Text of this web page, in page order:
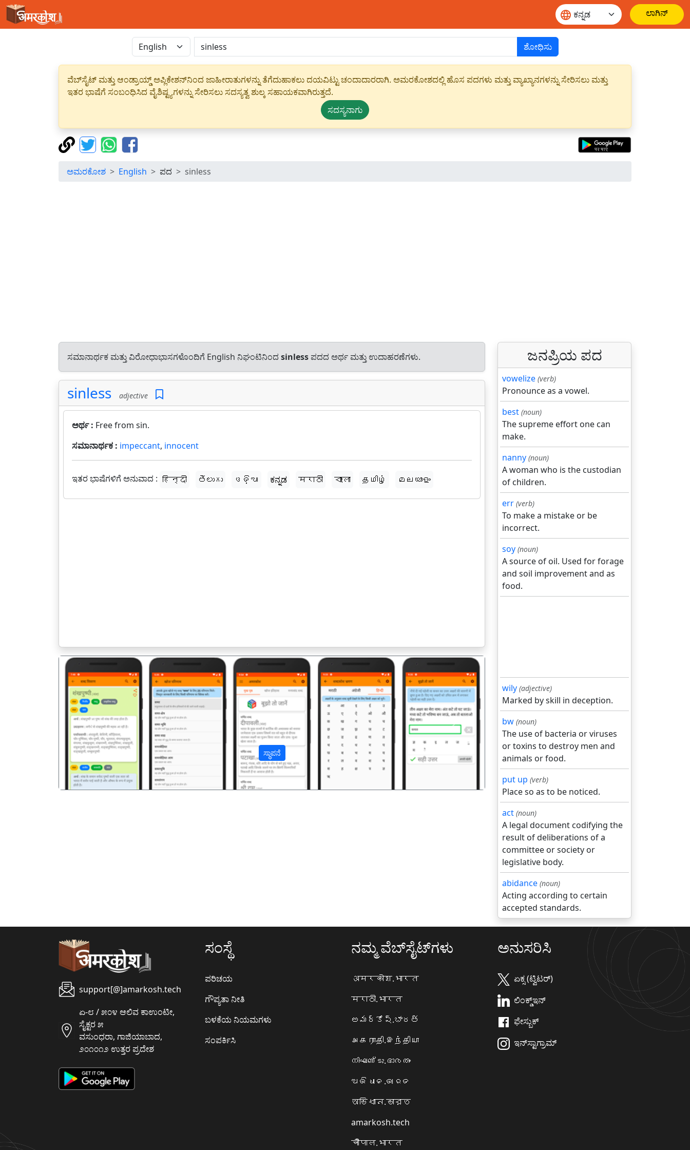
ಲಾಗಿನ್
ಶೋಧಿಸು
ವೆಬ್‌ಸೈಟ್ ಮತ್ತು ಆಂಡ್ರಾಯ್ಡ್ ಅಪ್ಲಿಕೇಶನ್‌ನಿಂದ ಜಾಹೀರಾತುಗಳನ್ನು ತೆಗೆದುಹಾಕಲು ದಯವಿಟ್ಟು ಚಂದಾದಾರರಾಗಿ. ಅಮರಕೋಶದಲ್ಲಿ ಹೊಸ ಪದಗಳು ಮತ್ತು ವ್ಯಾಖ್ಯಾನಗಳನ್ನು ಸೇರಿಸಲು ಮತ್ತು
ಇತರ ಭಾಷೆಗೆ ಸಂಬಂಧಿಸಿದ ವೈಶಿಷ್ಟ್ಯಗಳನ್ನು ಸೇರಿಸಲು ಸದಸ್ಯತ್ವ ಶುಲ್ಕ ಸಹಾಯಕವಾಗಿರುತ್ತದೆ.
ಸದಸ್ಯನಾಗು
ಅಮರಕೋಶ English ಪದ sinless
ಸಮಾನಾರ್ಥಕ ಮತ್ತು ವಿರೋಧಾಭಾಸಗಳೊಂದಿಗೆ English ನಿಘಂಟಿನಿಂದ sinless ಪದದ ಅರ್ಥ ಮತ್ತು ಉದಾಹರಣೆಗಳು.
sinless adjective
ಅರ್ಥ : Free from sin.
ಸಮಾನಾರ್ಥಕ : impeccant, innocent
ಇತರ ಭಾಷೆಗಳಿಗೆ ಅನುವಾದ : हिन्दी తెలుగు ଓଡ଼ିଆ ಕನ್ನಡ मराठी বাংলা தமிழ் മലയാളം
ಸ್ಥಾಪನೆ
पिछला अगला
ಜನಪ್ರಿಯ ಪದ
vowelize (verb)
Pronounce as a vowel.
best (noun)
The supreme effort one can
make.
nanny (noun)
A woman who is the custodian
of children.
err (verb)
To make a mistake or be
incorrect.
soy (noun)
A source of oil. Used for forage
and soil improvement and as
food.
wily (adjective)
Marked by skill in deception.
bw (noun)
The use of bacteria or viruses
or toxins to destroy men and
animals or food.
put up (verb)
Place so as to be noticed.
act (noun)
A legal document codifying the
result of deliberations of a
committee or society or
legislative body.
abidance (noun)
Acting according to certain
accepted standards.
support[@]amarkosh.tech
ಏ-೮ / ೫೦೪ ಆಲಿವ ಕಾಉಂಟೀ,
ಸೈಕ್ಟರ ೫
ವಸುಂಧರಾ, ಗಾಜಿಯಾಬಾದ,
೨೦೧೦೧೨ ಉತ್ತರ ಪ್ರದೇಶ
ಸಂಸ್ಥೆ
ಪರಿಚಯ
ಗೌಪ್ಯತಾ ನೀತಿ
ಬಳಕೆಯ ನಿಯಮಗಳು
ಸಂಪರ್ಕಿಸಿ
ನಮ್ಮ ವೆಬ್‌ಸೈಟ್‌ಗಳು
अमरकोश.भारत
मराठी.भारत
అమర్కోష్.భారత్
அகராதி.இந்தியா
നിഘണ്ടു.ഭാരതം
ଅଭିଧାନ.ଭାରତ
অভিধান.ভারত
amarkosh.tech
चौपाल.भारत
ಅನುಸರಿಸಿ
ಏಕ್ಸ (ಟ್ವಿಟರ್)
ಲಿಂಕ್ಡ್‌ಇನ್
ಫೇಸ್ಬುಕ್
ಇನ್‌ಸ್ಟಾಗ್ರಾಮ್